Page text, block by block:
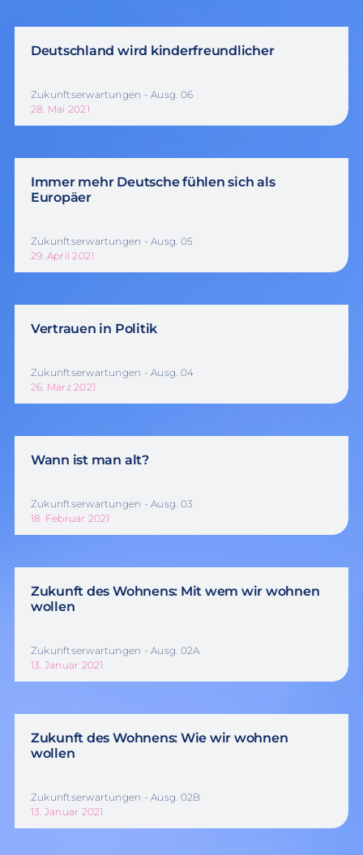
Deutschland wird kinderfreundlicher
Zukunftserwartungen - Ausg. 06
28. Mai 2021
Immer mehr Deutsche fühlen sich als
Europäer
Zukunftserwartungen - Ausg. 05
29. April 2021
Vertrauen in Politik
Zukunftserwartungen - Ausg. 04
26. März 2021
Wann ist man alt?
Zukunftserwartungen - Ausg. 03
18. Februar 2021
Zukunft des Wohnens: Mit wem wir wohnen
wollen
Zukunftserwartungen - Ausg. 02A
13. Januar 2021
Zukunft des Wohnens: Wie wir wohnen
wollen
Zukunftserwartungen - Ausg. 02B
13. Januar 2021